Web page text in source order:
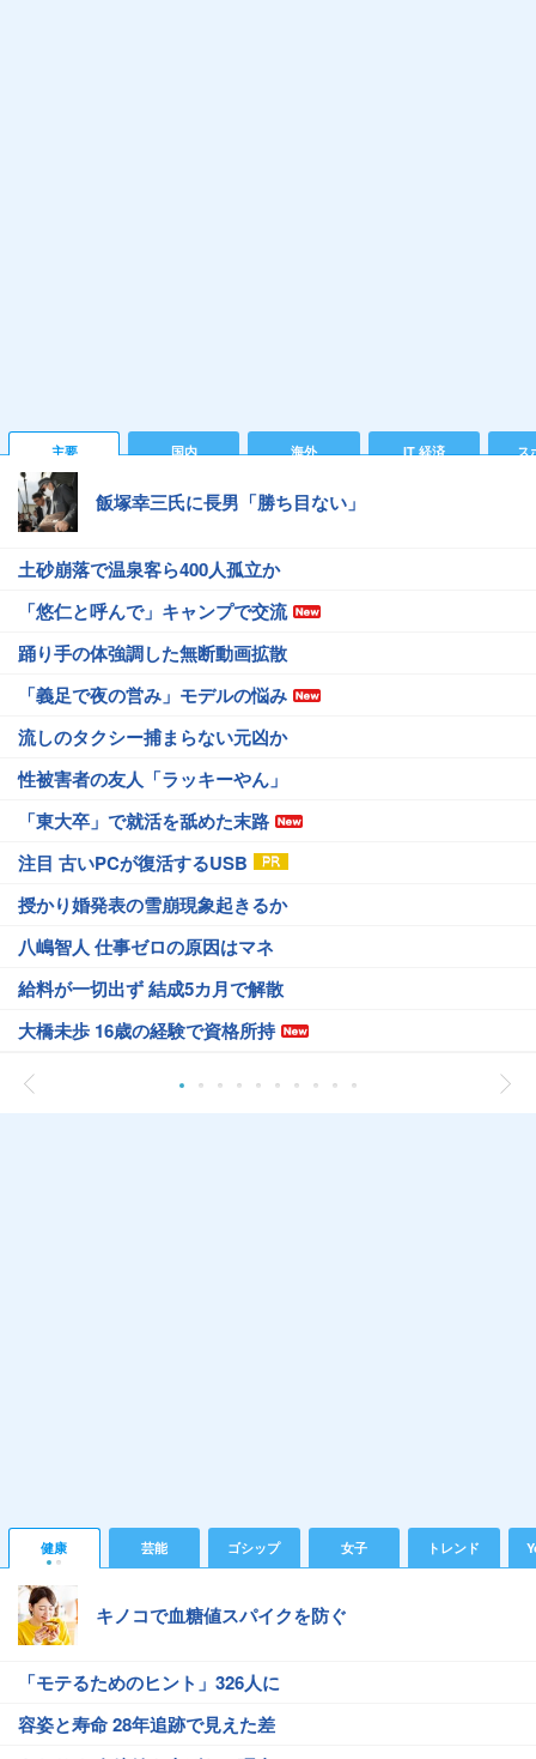
主要 国内 海外 IT 経済 ス
飯塚幸三氏に長男「勝ち目ない」
土砂崩落で温泉客ら400人孤立か
「悠仁と呼んで」キャンプで交流
踊り手の体強調した無断動画拡散
「義足で夜の営み」モデルの悩み
流しのタクシー捕まらない元凶か
性被害者の友人「ラッキーやん」
「東大卒」で就活を舐めた末路
注目 古いPCが復活するUSB
授かり婚発表の雪崩現象起きるか
八嶋智人 仕事ゼロの原因はマネ
給料が一切出ず 結成5カ月で解散
大橋未歩 16歳の経験で資格所持
健康 芸能 ゴシップ 女子 トレンド
キノコで血糖値スパイクを防ぐ
「モテるためのヒント」326人に
容姿と寿命 28年追跡で見えた差